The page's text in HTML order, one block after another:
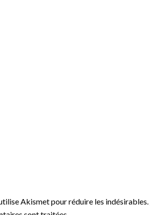
Akismet pour réduire les indésirables.